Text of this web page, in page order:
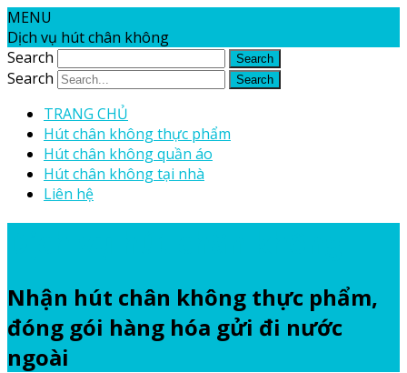
MENU
Dịch vụ hút chân không
Search
Search
TRANG CHỦ
Hút chân không thực phẩm
Hút chân không quần áo
Hút chân không tại nhà
Liên hệ
Nhận hút chân không thực phẩm,
đóng gói hàng hóa gửi đi nước
ngoài